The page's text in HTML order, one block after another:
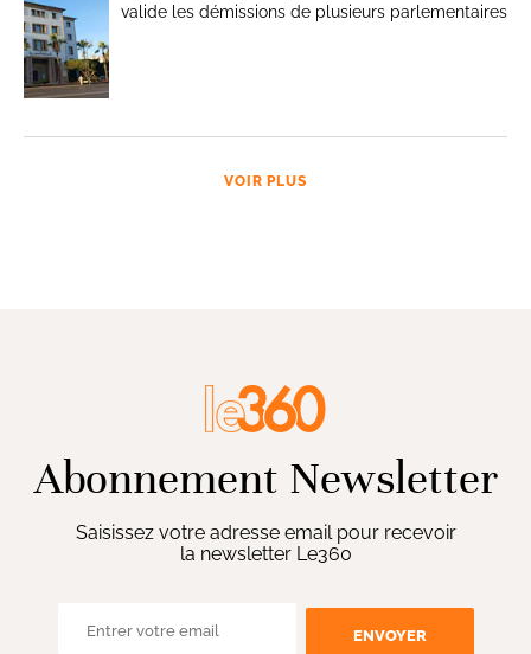
valide les démissions de plusieurs parlementaires
VOIR PLUS
Abonnement Newsletter
Saisissez votre adresse email pour recevoir
la newsletter Le360
ENVOYER